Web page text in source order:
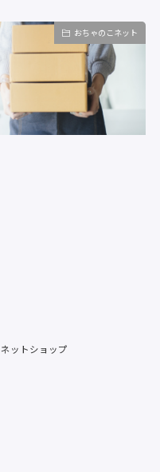
おちゃのこネット
ネットショップ